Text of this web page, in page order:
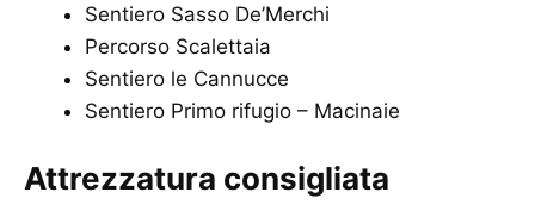
Sentiero Sasso De’Merchi
Percorso Scalettaia
Sentiero le Cannucce
Sentiero Primo rifugio – Macinaie
Attrezzatura consigliata